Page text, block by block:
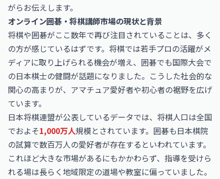
がらお伝えします。
オンライン囲碁・将棋講師市場の現状と背景
将棋や囲碁がここ数年で再び注目されていることは、多く
の方が感じているはずです。将棋では若手プロの活躍がメ
ディアに取り上げられる機会が増え、囲碁でも国際大会で
の日本棋士の健闘が話題になりました。こうした社会的な
関心の高まりが、アマチュア愛好者や初心者の裾野を広げ
ています。
日本将棋連盟が公表しているデータでは、将棋人口は全国
でおよそ1,000万人規模とされています。囲碁も日本棋院
の試算で数百万人の愛好者が存在するといわれています。
これほど大きな市場があるにもかかわらず、指導を受けら
れる場は長らく地域限定の道場や教室に偏っていました。